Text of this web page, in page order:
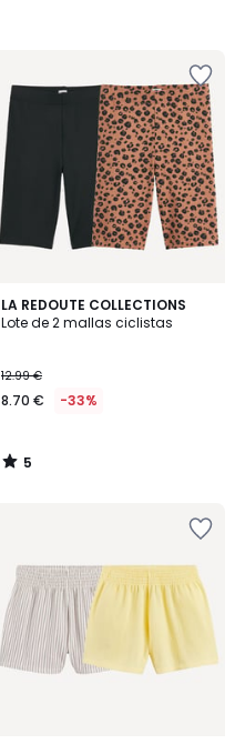
LA REDOUTE COLLECTIONS
Lote de 2 mallas ciclistas
12.99 €
8.70 € -33%
5
/
5
/